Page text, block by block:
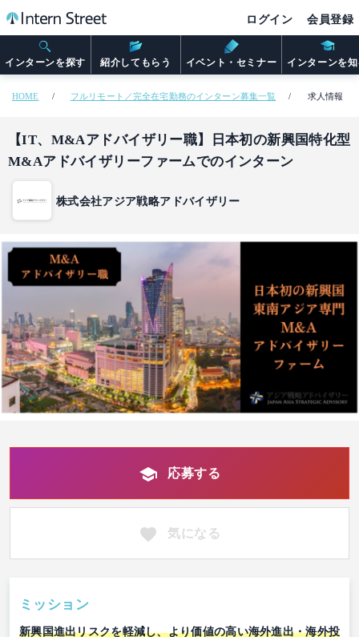
インターンを探す 紹介してもらう イベント・セミナー インターンを
ログイン 会員登録
HOME フルリモート／完全在宅勤務のインターン募集一覧 求人情報
【IT、M&Aアドバイザリー職】日本初の新興国特化型
M&Aアドバイザリーファームでのインターン
株式会社アジア戦略アドバイザリー
応募する
気になる
ミッション
新興国進出リスクを軽減し、より価値の高い海外進出・海外投